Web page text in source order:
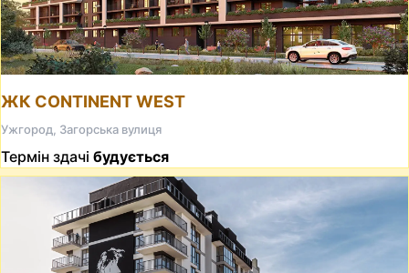
ЖК CONTINENT WEST
Ужгород, Загорська вулиця
Термін здачі будується